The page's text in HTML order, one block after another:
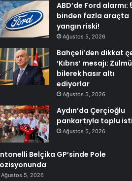
ABD’de Ford alarmı:
binden fazla araçta
yangın riski!
Ağustos 5, 2026
Bahçeli’den dikkat
‘Kıbrıs’ mesajı: Zulmü
bilerek hasır altı
ediyorlar
Ağustos 5, 2026
Aydın’da Çerçioğlu
pankartıyla toplu
Ağustos 5, 2026
Belçika GP’sinde Pole
Ağustos 5, 2026